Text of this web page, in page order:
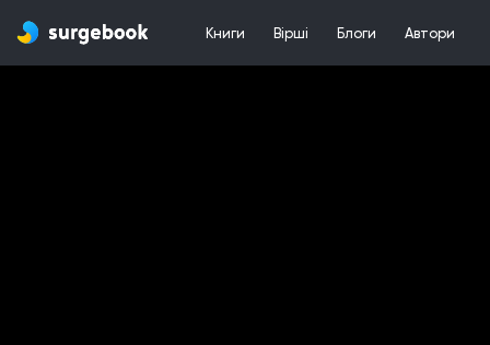
Книги Вірші Блоги Автори